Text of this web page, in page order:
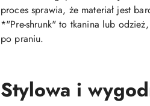
proces sprawia, że materiał jest
*"Pre-shrunk" to tkanina lub
po praniu.
Stylowa i